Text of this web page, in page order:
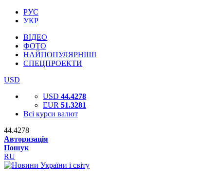
РУС
УКР
ВІДЕО
ФОТО
НАЙПОПУЛЯРНІШІ
СПЕЦПРОЕКТИ
USD
USD 44.4278
EUR 51.3281
Всі курси валют
44.4278
Авторизація
Пошук
RU